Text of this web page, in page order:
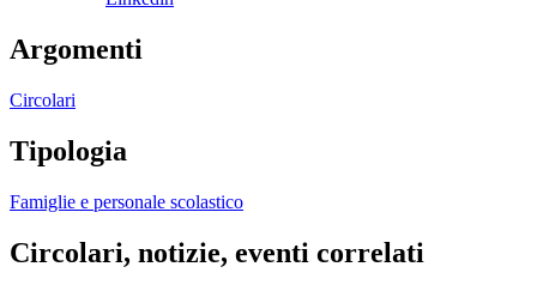
Argomenti
Circolari
Tipologia
Famiglie e personale scolastico
Circolari, notizie, eventi correlati